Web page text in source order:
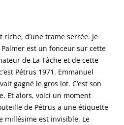
d’une trame serrée. Je
est un fonceur sur cette
de La Tâche et de cette
Pétrus 1971. Emmanuel
gagné le gros lot. C’est son
Et alors, voici un moment
de Pétrus a une étiquette
millésime est invisible. Le